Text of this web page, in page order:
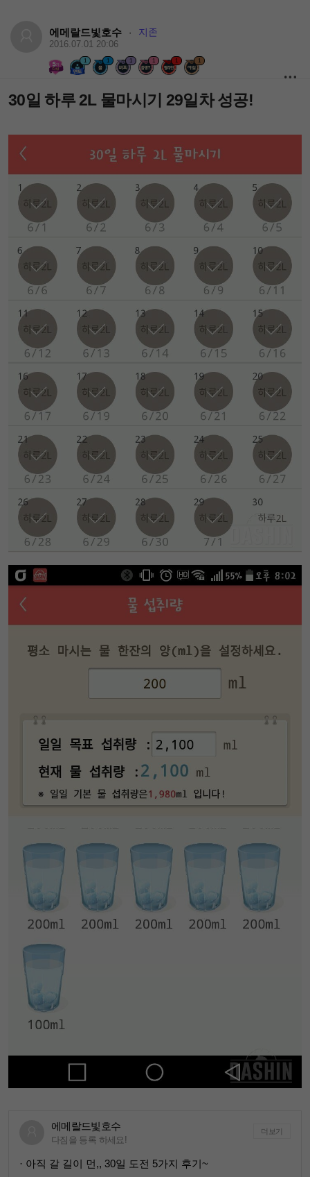
에메랄드빛호수 · 지존
2016.07.01 20:06
1 1 1 1 1 1
30일 하루 2L 물마시기 29일차 성공!
에메랄드빛호수
다짐을 등록 하세요!
더보기
· 아직 갈 길이 먼,, 30일 도전 5가지 후기~